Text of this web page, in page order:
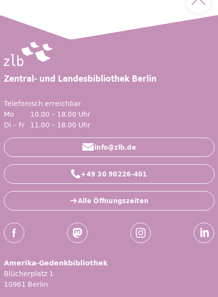
Zentral- und Landesbibliothek Berlin
Telefonisch erreichbar
Mo
10.00 – 18.00 Uhr
Di – Fr 11.00 – 18.00 Uhr
info@zlb.de
+49 30 90226-401
Alle Öffnungszeiten
Social-Media Kanäle der ZLB
Facebook Mastodon Instagram
Amerika-Gedenkbibliothek
Blücherplatz 1
10961 Berlin